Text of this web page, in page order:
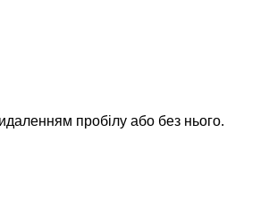
пробілу або без нього.